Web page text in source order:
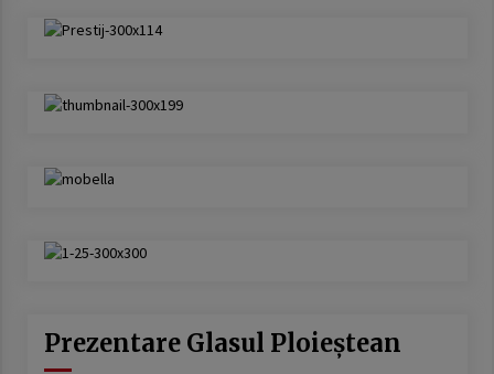
Prezentare Glasul Ploieștean